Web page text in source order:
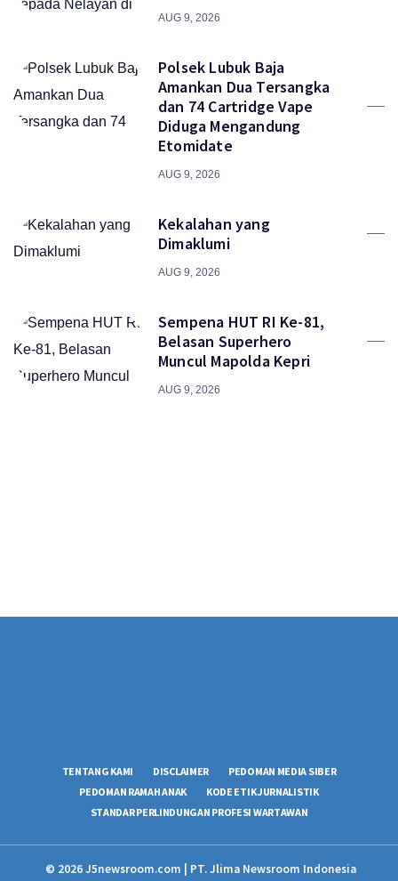
AUG 9, 2026
Polsek Lubuk Baja
Amankan Dua Tersangka
dan 74 Cartridge Vape
Diduga Mengandung
Etomidate
AUG 9, 2026
Kekalahan yang
Dimaklumi
AUG 9, 2026
Sempena HUT RI Ke-81,
Belasan Superhero
Muncul Mapolda Kepri
AUG 9, 2026
TENTANG KAMI DISCLAIMER
PEDOMAN MEDIA SIBER
PEDOMAN RAMAH ANAK
KODE ETIK JURNALISTIK
STANDAR PERLINDUNGAN PROFESI WARTAWAN
© 2026 J5newsroom.com | PT. Jlima Newsroom Indonesia